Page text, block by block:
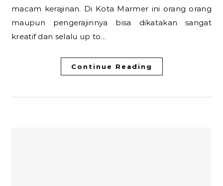
macam kerajinan. Di Kota Marmer ini orang orang
maupun pengerajinnya bisa dikatakan sangat
kreatif dan selalu up to…
Continue Reading